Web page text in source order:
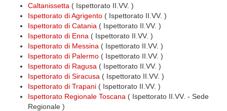
Caltanissetta ( Ispettorato II.VV. )
Ispettorato di Agrigento ( Ispettorato II.VV. )
Ispettorato di Catania ( Ispettorato II.VV. )
Ispettorato di Enna ( Ispettorato II.VV. )
Ispettorato di Messina ( Ispettorato II.VV. )
Ispettorato di Palermo ( Ispettorato II.VV. )
Ispettorato di Ragusa ( Ispettorato II.VV. )
Ispettorato di Siracusa ( Ispettorato II.VV. )
Ispettorato di Trapani ( Ispettorato II.VV. )
Ispettorato Regionale Toscana ( Ispettorato II.VV. - Sede
Regionale )